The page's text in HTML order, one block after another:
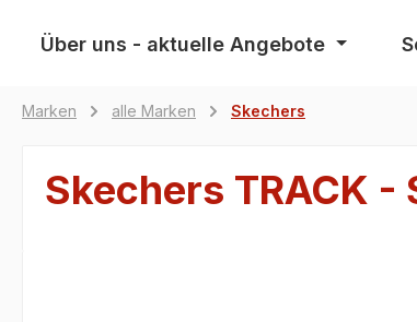
Über uns - aktuelle Angebote
Marken alle Marken Skechers
Skechers TRACK -